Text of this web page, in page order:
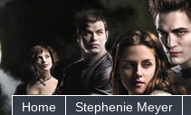
Home Stephenie Meyer